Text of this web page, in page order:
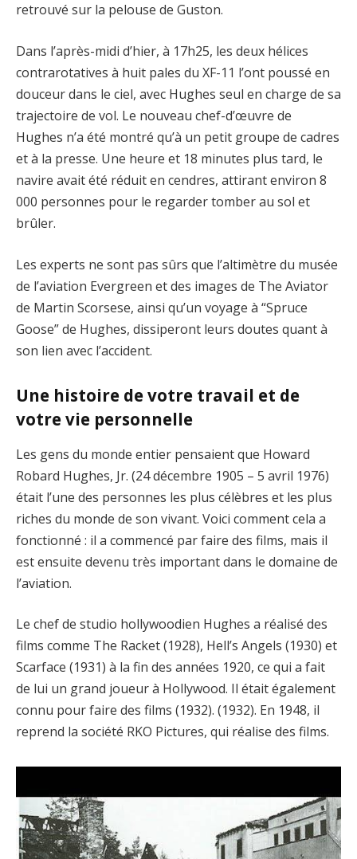
retrouvé sur la pelouse de Guston.
Dans l’après-midi d’hier, à 17h25, les deux hélices
contrarotatives à huit pales du XF-11 l’ont poussé en
douceur dans le ciel, avec Hughes seul en charge de sa
trajectoire de vol. Le nouveau chef-d’œuvre de
Hughes n’a été montré qu’à un petit groupe de cadres
et à la presse. Une heure et 18 minutes plus tard, le
navire avait été réduit en cendres, attirant environ 8
000 personnes pour le regarder tomber au sol et
brûler.
Les experts ne sont pas sûrs que l’altimètre du musée
de l’aviation Evergreen et des images de The Aviator
de Martin Scorsese, ainsi qu’un voyage à “Spruce
Goose” de Hughes, dissiperont leurs doutes quant à
son lien avec l’accident.
Une histoire de votre travail et de
votre vie personnelle
Les gens du monde entier pensaient que Howard
Robard Hughes, Jr. (24 décembre 1905 – 5 avril 1976)
était l’une des personnes les plus célèbres et les plus
riches du monde de son vivant. Voici comment cela a
fonctionné : il a commencé par faire des films, mais il
est ensuite devenu très important dans le domaine de
l’aviation.
Le chef de studio hollywoodien Hughes a réalisé des
films comme The Racket (1928), Hell’s Angels (1930) et
Scarface (1931) à la fin des années 1920, ce qui a fait
de lui un grand joueur à Hollywood. Il était également
connu pour faire des films (1932). (1932). En 1948, il
reprend la société RKO Pictures, qui réalise des films.